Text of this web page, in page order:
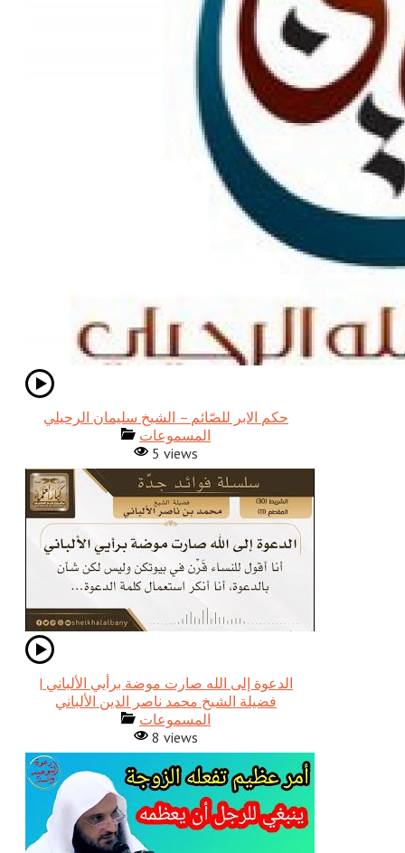
حكم الابر للصّائم – الشيخ سليمان الرحيلي
المسموعات
5 views
الدعوة إلى الله صارت موضة برأيي الألباني |
فضيلة الشيخ محمد ناصر الدين الألباني
المسموعات
8 views